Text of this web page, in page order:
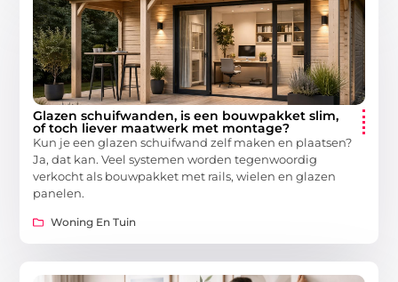
Glazen schuifwanden, is een bouwpakket slim,
of toch liever maatwerk met montage?
Kun je een glazen schuifwand zelf maken en plaatsen?
Ja, dat kan. Veel systemen worden tegenwoordig
verkocht als bouwpakket met rails, wielen en glazen
panelen.
Woning En Tuin